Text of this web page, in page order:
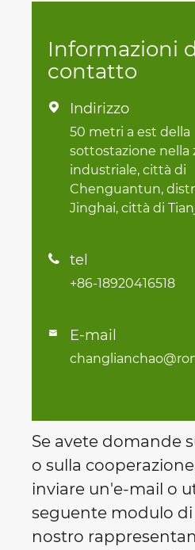
Informazioni
contatto
 Indirizzo
50 metri a est della
sottostazione nella
industriale, città di
Chenguantun,
Jinghai, città di
 tel
+86-18920416518
 E-mail
Se avete domande
o sulla
inviare un'e-mail o
seguente modulo di
nostro